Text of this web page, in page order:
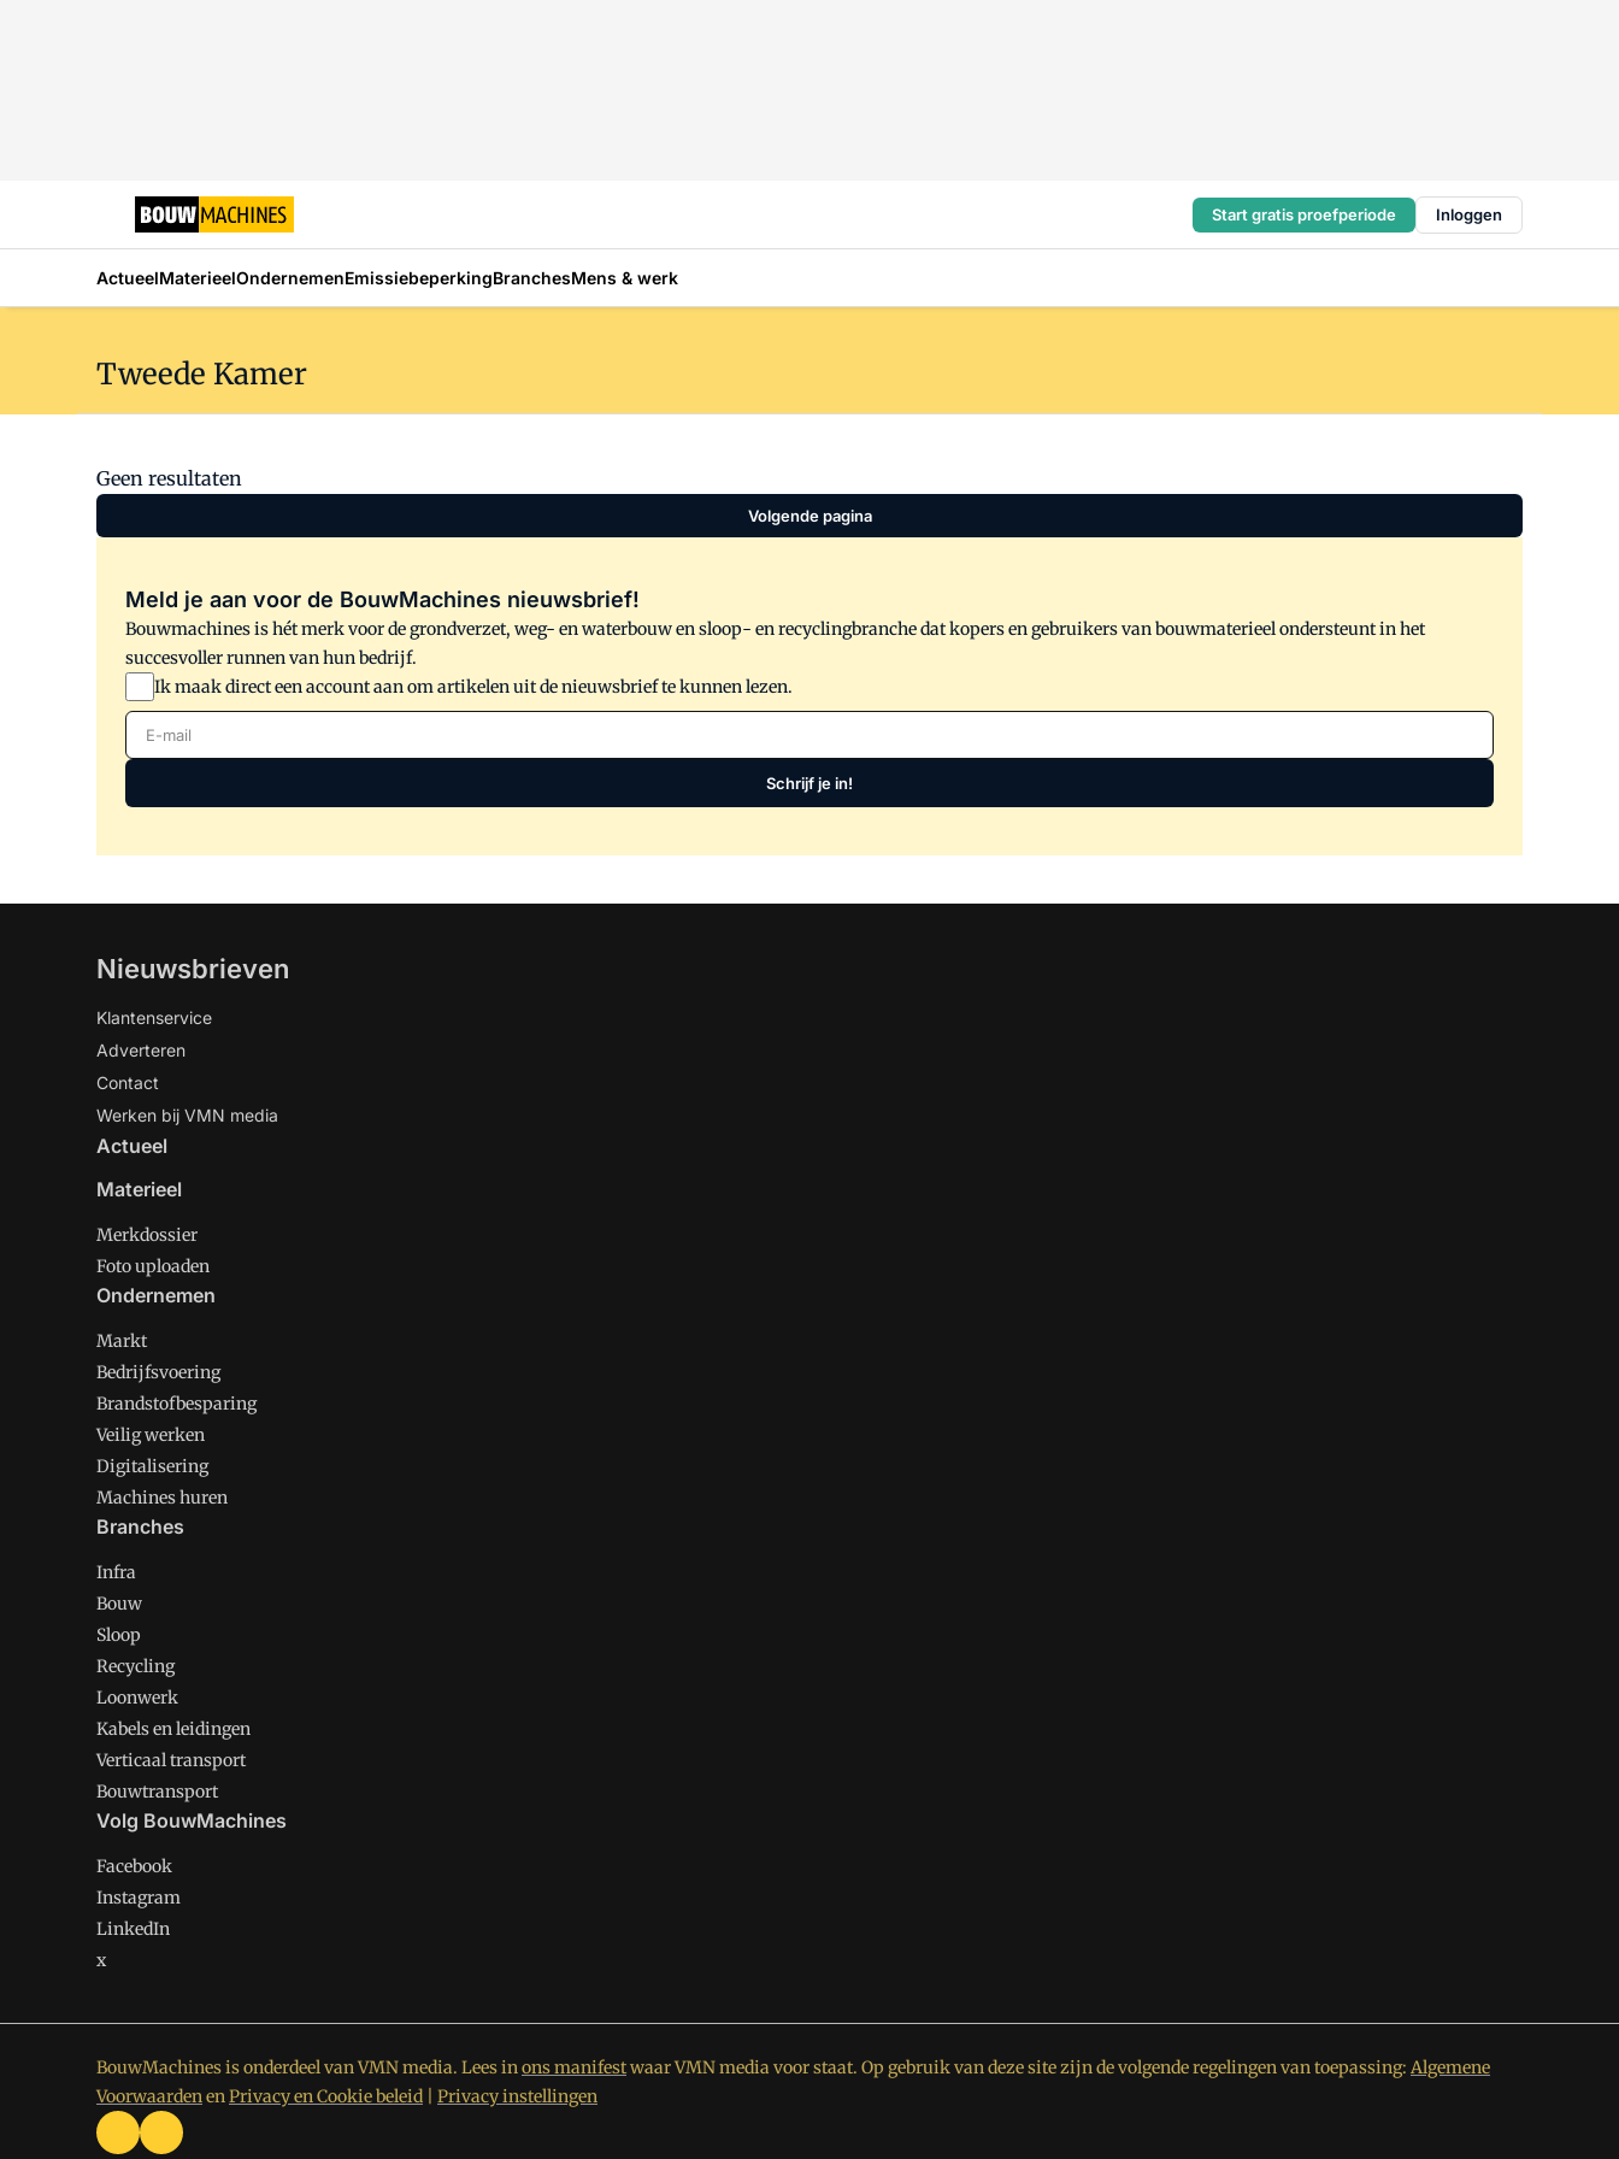
Start gratis proefperiode Inloggen
ActueelMaterieelOndernemenEmissiebeperkingBranchesMens & werk
Tweede Kamer
Geen resultaten
Volgende pagina
Meld je aan voor de BouwMachines nieuwsbrief!
Bouwmachines is hét merk voor de grondverzet, weg- en waterbouw en sloop- en recyclingbranche dat kopers en gebruikers van bouwmaterieel ondersteunt in het
succesvoller runnen van hun bedrijf.
Ik maak direct een account aan om artikelen uit de nieuwsbrief te kunnen lezen.
E-mail
Schrijf je in!
Nieuwsbrieven
Klantenservice
Adverteren
Contact
Werken bij VMN media
Actueel
Materieel
Merkdossier
Foto uploaden
Ondernemen
Markt
Bedrijfsvoering
Brandstofbesparing
Veilig werken
Digitalisering
Machines huren
Branches
Infra
Bouw
Sloop
Recycling
Loonwerk
Kabels en leidingen
Verticaal transport
Bouwtransport
Volg BouwMachines
Facebook
Instagram
LinkedIn
x
BouwMachines is onderdeel van VMN media. Lees inons manifestwaar VMN media voor staat. Op gebruik van deze site zijn de volgende regelingen van toepassing: Algemene
VoorwaardenenPrivacy en Cookie beleid Privacy instellingen